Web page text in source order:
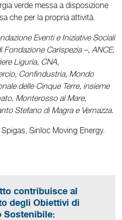
verde messa a disposizione
che per la propria attività.
Eventi e Iniziative Sociali
Carispezia –, ANCE,
Liguria, CNA,
Confindustria, Mondo
delle Cinque Terre, insieme
Monterosso al Mare,
Stefano di Magra e Vernazza.
Sinloc Moving Energy.
contribuisce al
degli Obiettivi di
Sostenibile: